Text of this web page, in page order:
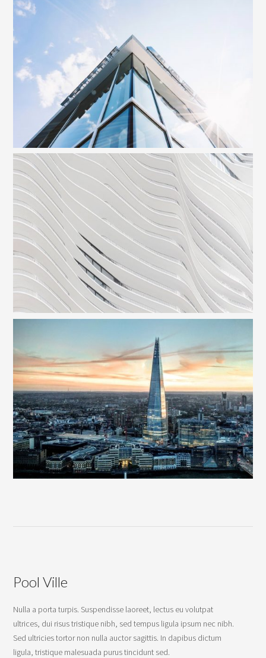
Pool Ville
Nulla a porta turpis. Suspendisse laoreet, lectus eu volutpat
ultrices, dui risus tristique nibh, sed tempus ligula ipsum nec nibh.
Sed ultricies tortor non nulla auctor sagittis. In dapibus dictum
ligula, tristique malesuada purus tincidunt sed.